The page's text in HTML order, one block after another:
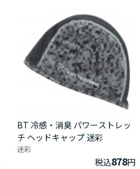
BT 冷感・消臭 パワーストレッ
チ ヘッドキャップ 迷彩
迷彩
税込878円